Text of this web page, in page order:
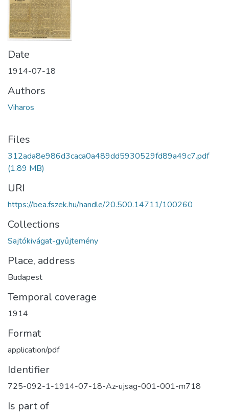
About us
Date
1914-07-18
Authors
Viharos
Files
312ada8e986d3caca0a489dd5930529fd89a49c7.pdf
(1.89 MB)
URI
https://bea.fszek.hu/handle/20.500.14711/100260
Collections
Sajtókivágat-gyűjtemény
Place, address
Budapest
Temporal coverage
1914
Format
application/pdf
Identifier
725-092-1-1914-07-18-Az-ujsag-001-001-m718
Is part of